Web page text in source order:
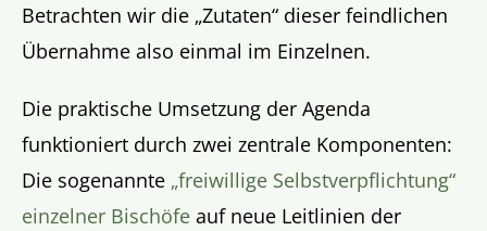
Betrachten wir die „Zutaten“ dieser feindlichen
Übernahme also einmal im Einzelnen.
Die praktische Umsetzung der Agenda
funktioniert durch zwei zentrale Komponenten:
Die sogenannte „freiwillige Selbstverpflichtung“
einzelner Bischöfe auf neue Leitlinien der